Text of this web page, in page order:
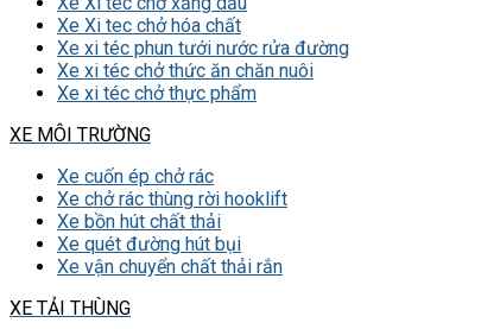
Xe Xi tec chở hóa chất
Xe xi téc phun tưới nước rửa đường
Xe xi téc chở thức ăn chăn nuôi
Xe xi téc chở thực phẩm
XE MÔI TRƯỜNG
Xe cuốn ép chở rác
Xe chở rác thùng rời hooklift
Xe bồn hút chất thải
Xe quét đường hút bụi
Xe vận chuyển chất thải rắn
XE TẢI THÙNG